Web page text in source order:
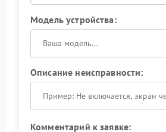
Модель устройства:
Описание неисправности:
Комментарий к заявке: